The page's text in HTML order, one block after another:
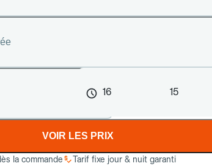
16 15
VOIR LES PRIX
la commande
Tarif fixe jour & nuit garanti